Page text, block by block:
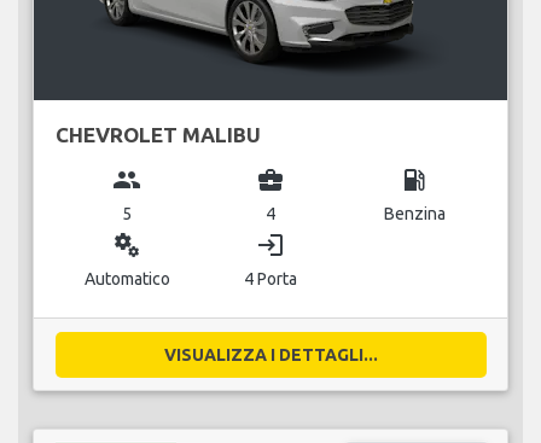
CHEVROLET MALIBU
group
5
business_center
4
local_gas_station
Benzina
miscellaneous_services
Automatico
login
4 Porta
VISUALIZZA I DETTAGLI...